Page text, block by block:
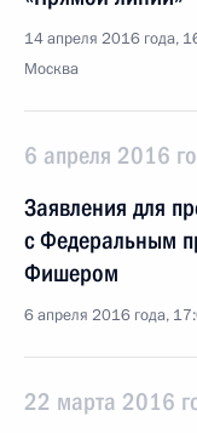
14 апреля 2016 года,
Москва
6 апреля 2016
Заявления для
с Федеральным
Фишером
6 апреля 2016 года,
22 марта 2016